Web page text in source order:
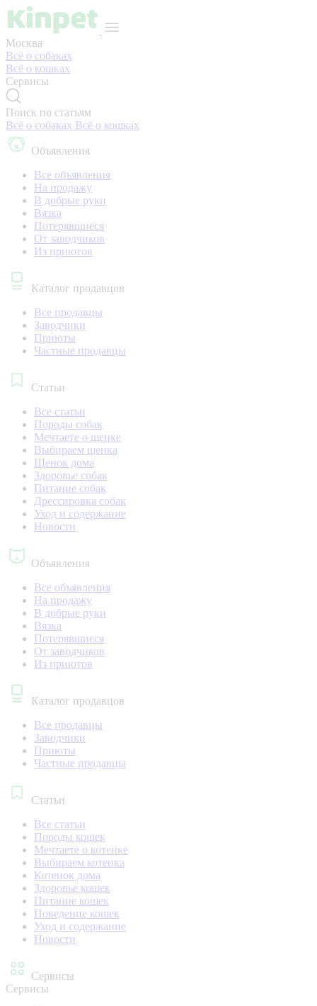
Москва
Всё о собаках
Всё о кошках
Сервисы
Поиск по статьям
Всё о собаках Всё о кошках
Объявления
Все объявления
На продажу
В добрые руки
Вязка
Потерявшиеся
От заводчиков
Из приютов
Каталог продавцов
Все продавцы
Заводчики
Приюты
Частные продавцы
Статьи
Все статьи
Породы собак
Мечтаете о щенке
Выбираем щенка
Щенок дома
Здоровье собак
Питание собак
Дрессировка собак
Уход и содержание
Новости
Объявления
Все объявления
На продажу
В добрые руки
Вязка
Потерявшиеся
От заводчиков
Из приютов
Каталог продавцов
Все продавцы
Заводчики
Приюты
Частные продавцы
Статьи
Все статьи
Породы кошек
Мечтаете о котенке
Выбираем котенка
Котенок дома
Здоровье кошек
Питание кошек
Поведение кошек
Уход и содержание
Новости
Сервисы
Сервисы